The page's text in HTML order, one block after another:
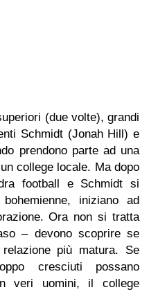
(due volte), grandi
Schmidt (Jonah Hill) e
prendono parte ad una
college locale. Ma dopo
football e Schmidt si
iniziano ad
Ora non si tratta
– devono scoprire se
più matura. Se
cresciuti possano
veri uomini, il college